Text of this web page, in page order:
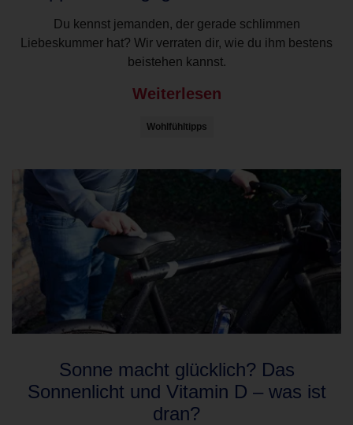
Du kennst jemanden, der gerade schlimmen
Liebeskummer hat? Wir verraten dir, wie du ihm bestens
beistehen kannst.
Weiterlesen
Wohlfühltipps
Sonne macht glücklich? Das
Sonnenlicht und Vitamin D – was ist
dran?